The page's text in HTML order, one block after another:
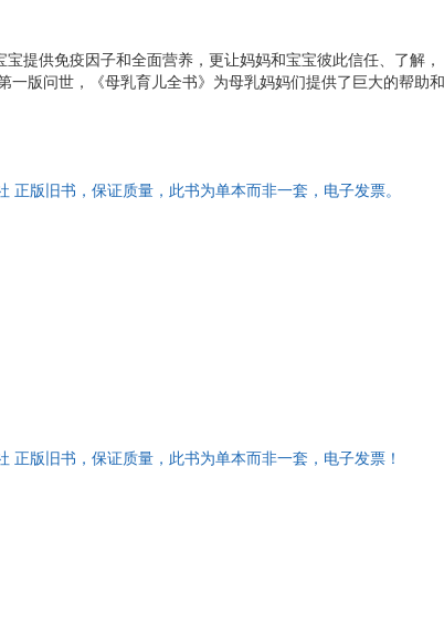
提供免疫因子和全面营养，更让妈妈和宝宝彼此信任、了解，
一版问世，《母乳育儿全书》为母乳妈妈们提供了巨大的帮助和
为全新修订升级的第8版，美国畅销300多万册，涵盖了分娩和
妈们安心的哺乳策略 ★根据宝宝的年龄详解各阶段的哺乳注意
版旧书，保证质量，此书为单本而非一套，电子发票。
版旧书，保证质量，此书为单本而非一套，电子发票！